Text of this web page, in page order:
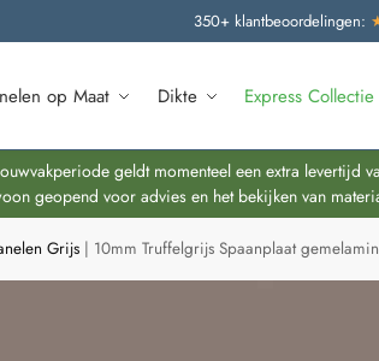
350+ klantbeoordelingen:
op Maat Dikte Express Collectie
geldt momenteel een extra levertijd
geopend voor advies en het bekijken van
Grijs | 10mm Truffelgrijs Spaanplaat